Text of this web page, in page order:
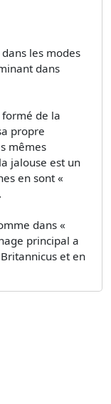
les modes
dans
de la
propre
mêmes
jalouse est un
en sont «
dans «
principal a
et en